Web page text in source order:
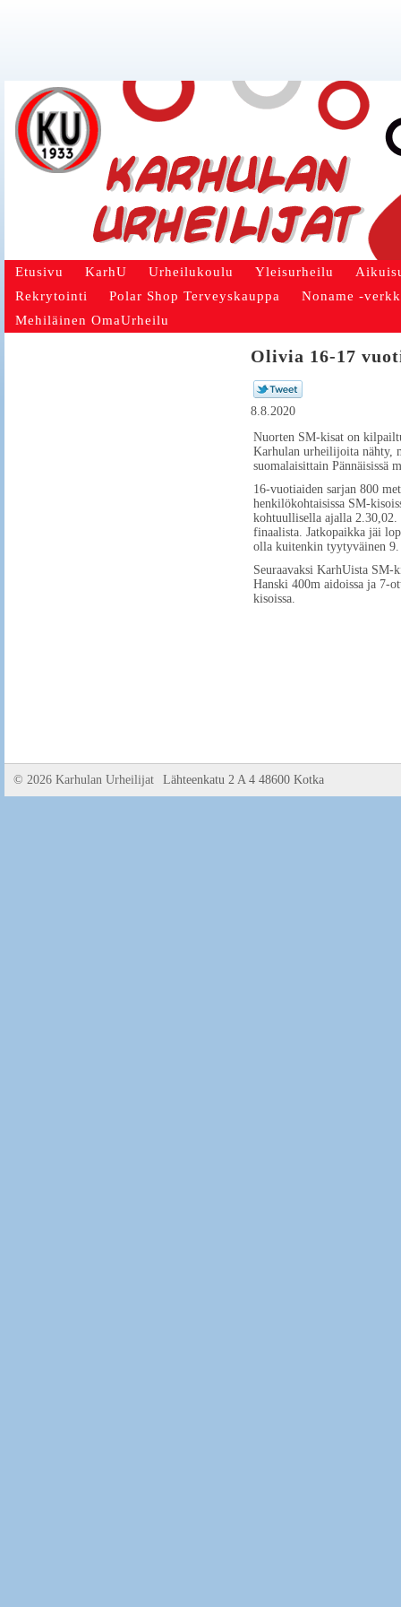
Etusivu KarhU Urheilukoulu Yleisurheilu
Rekrytointi
Polar Shop Terveyskauppa
Noname -
Mehiläinen OmaUrheilu
Olivia 16-17
8.8.2020
Nuorten SM-kisat on
Karhulan urheilijoita nähty,
suomalaisittain Pännäisissä
16-vuotiaiden sarjan 800
henkilökohtaisissa SM-
kohtuullisella ajalla
finaalista. Jatkopaikka jäi
olla kuitenkin tyytyväinen 9.
Seuraavaksi KarhUista SM-
Hanski 400m aidoissa ja 7-
kisoissa.
© 2026 Karhulan Urheilijat Lähteenkatu 2 A 4 48600 Kotka